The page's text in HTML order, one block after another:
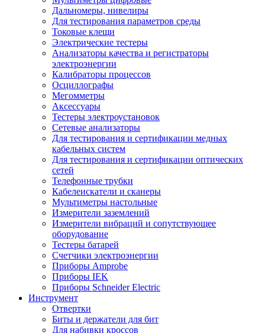
Дальномеры, нивелиры
Для тестирования параметров среды
Токовые клещи
Электрические тестеры
Анализаторы качества и регистраторы
электроэнергии
Калибраторы процессов
Осциллографы
Мегомметры
Аксессуары
Тестеры электроустановок
Сетевые анализаторы
Для тестирования и сертификации медных
кабельных систем
Для тестирования и сертификации оптических
сетей
Телефонные трубки
Кабелеискатели и сканеры
Мультиметры настольные
Измерители заземлений
Измерители вибраций и сопутствующее
оборудование
Тестеры батарей
Счетчики электроэнергии
Приборы Amprobe
Приборы IEK
Приборы Schneider Electric
Инструмент
Отвертки
Биты и держатели для бит
Для набивки кроссов